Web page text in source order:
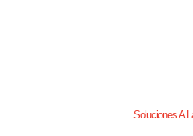
Soluciones A